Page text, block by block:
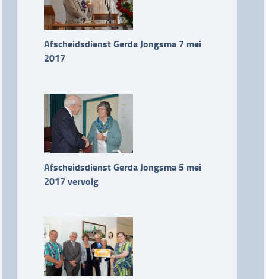
Afscheidsdienst Gerda Jongsma 7 mei
2017
Afscheidsdienst Gerda Jongsma 5 mei
2017 vervolg